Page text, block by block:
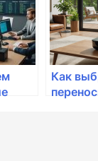
Как